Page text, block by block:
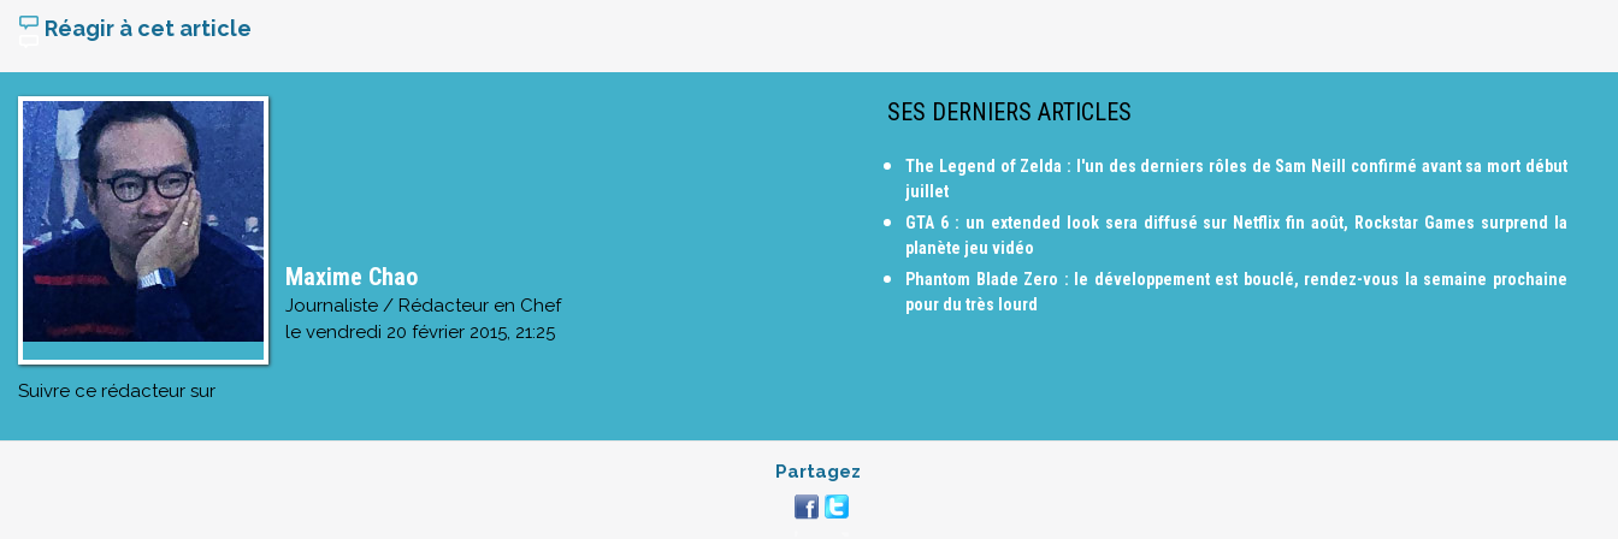
Réagir à cet article
Maxime Chao
Journaliste / Rédacteur en Chef
le vendredi 20 février 2015, 21:25
Suivre ce rédacteur sur
SES DERNIERS ARTICLES
The Legend of Zelda : l'un des derniers rôles de Sam Neill confirmé avant sa mort début
juillet
GTA 6 : un extended look sera diffusé sur Netflix fin août, Rockstar Games surprend la
planète jeu vidéo
Phantom Blade Zero : le développement est bouclé, rendez-vous la semaine prochaine
pour du très lourd
Partagez